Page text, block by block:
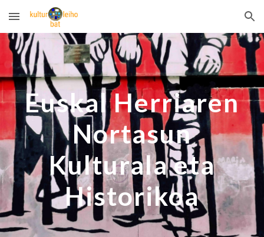
Skip to main content Skip to navigation
Euskal Herriaren
Nortasun
Kulturala eta
Historikoa